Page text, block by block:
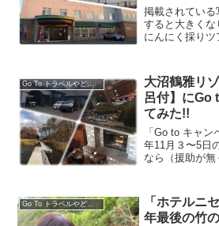
「炭火居酒
掲載されてい
すると大きく
にんにく採り
テルローレル
ホテルの基本
大沼鶴雅リ
呂付】にGo
てみた!!
「Go to キャ
年11月３〜5日
なら（援助が無
リゾートエプ
細（Go ...
Go To トラベルやどうみん割利用して
「ホテルニ
年最後の竹